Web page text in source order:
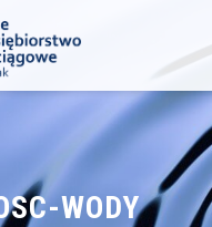
WODY